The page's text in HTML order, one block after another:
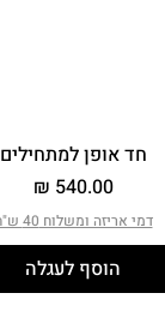
תצוגה מהירה
חד אופן למתחילים
מחיר‏540.00 ‏₪
דמי אריזה ומשלוח 40 ש"ח
הוסף לעגלה